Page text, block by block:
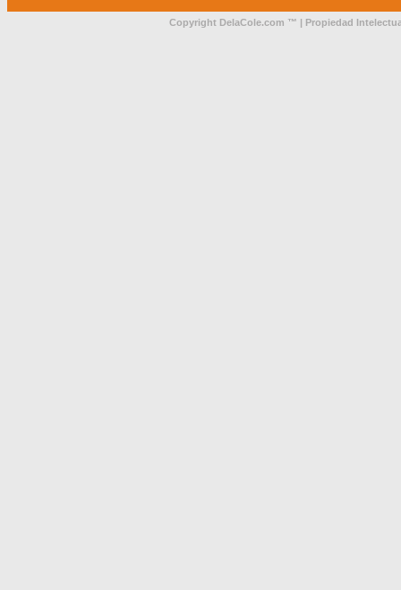
Copyright DelaCole.com ™ | Propiedad